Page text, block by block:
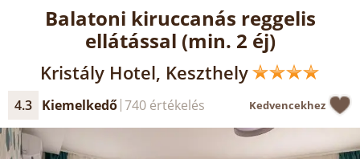
Balatoni kiruccanás reggelis
ellátással (min. 2 éj)
Kristály Hotel, Keszthely
4.3 Kiemelkedő 740 értékelés Kedvencekhez